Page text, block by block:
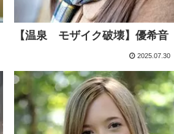
【温泉 モザイク破壊】優希音
2025.07.30